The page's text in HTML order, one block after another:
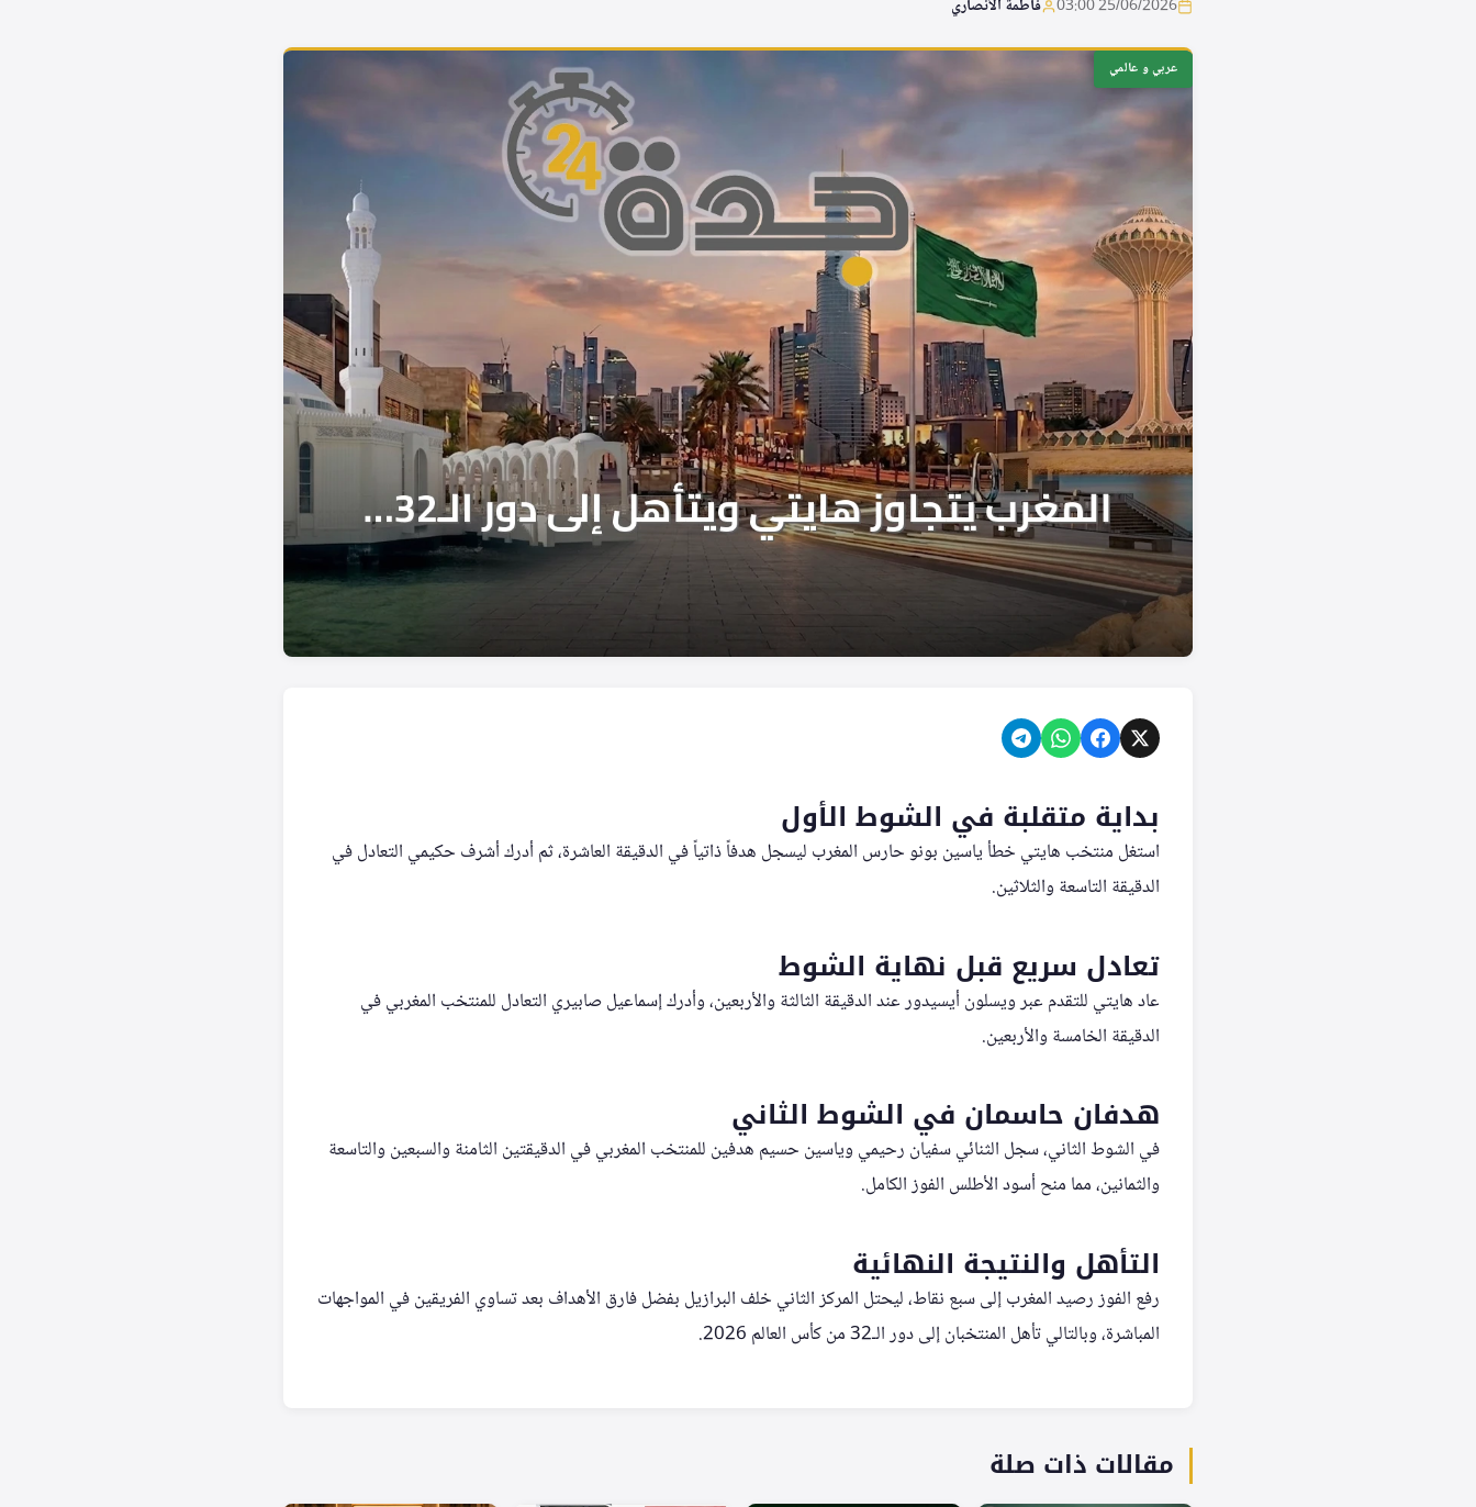
25/06/2026 03:00 فاطمة الأنصاري
عربي و عالمي
بداية متقلبة في الشوط الأول
استغل منتخب هايتي خطأ ياسين بونو حارس المغرب ليسجل هدفاً ذاتياً في الدقيقة العاشرة، ثم أدرك أشرف حكيمي التعادل في
الدقيقة التاسعة والثلاثين.
تعادل سريع قبل نهاية الشوط
عاد هايتي للتقدم عبر ويسلون أيسيدور عند الدقيقة الثالثة والأربعين، وأدرك إسماعيل صابيري التعادل للمنتخب المغربي في
الدقيقة الخامسة والأربعين.
هدفان حاسمان في الشوط الثاني
في الشوط الثاني، سجل الثنائي سفيان رحيمي وياسين حسيم هدفين للمنتخب المغربي في الدقيقتين الثامنة والسبعين والتاسعة
والثمانين، مما منح أسود الأطلس الفوز الكامل.
التأهل والنتيجة النهائية
رفع الفوز رصيد المغرب إلى سبع نقاط، ليحتل المركز الثاني خلف البرازيل بفضل فارق الأهداف بعد تساوي الفريقين في المواجهات
المباشرة، وبالتالي تأهل المنتخبان إلى دور الـ32 من كأس العالم 2026.
مقالات ذات صلة